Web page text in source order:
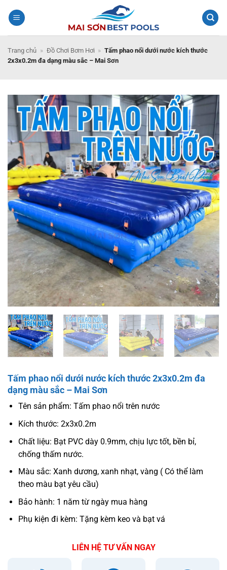
qua
Trang chủ » Đồ Chơi Bơm Hơi » Tấm phao nổi dưới nước kích thước
2x3x0.2m đa dạng màu sắc – Mai Sơn
Tấm phao nổi dưới nước kích thước 2x3x0.2m đa
dạng màu sắc – Mai Sơn
Tên sản phẩm: Tấm phao nổi trên nước
Kích thước: 2x3x0.2m
Chất liệu: Bạt PVC dày 0.9mm, chịu lực tốt, bền bỉ,
chống thấm nước.
Màu sắc: Xanh dương, xanh nhạt, vàng ( Có thể làm
theo màu bạt yêu cầu)
Bảo hành: 1 năm từ ngày mua hàng
Phụ kiện đi kèm: Tặng kèm keo và bạt vá
LIÊN HỆ TƯ VẤN NGAY